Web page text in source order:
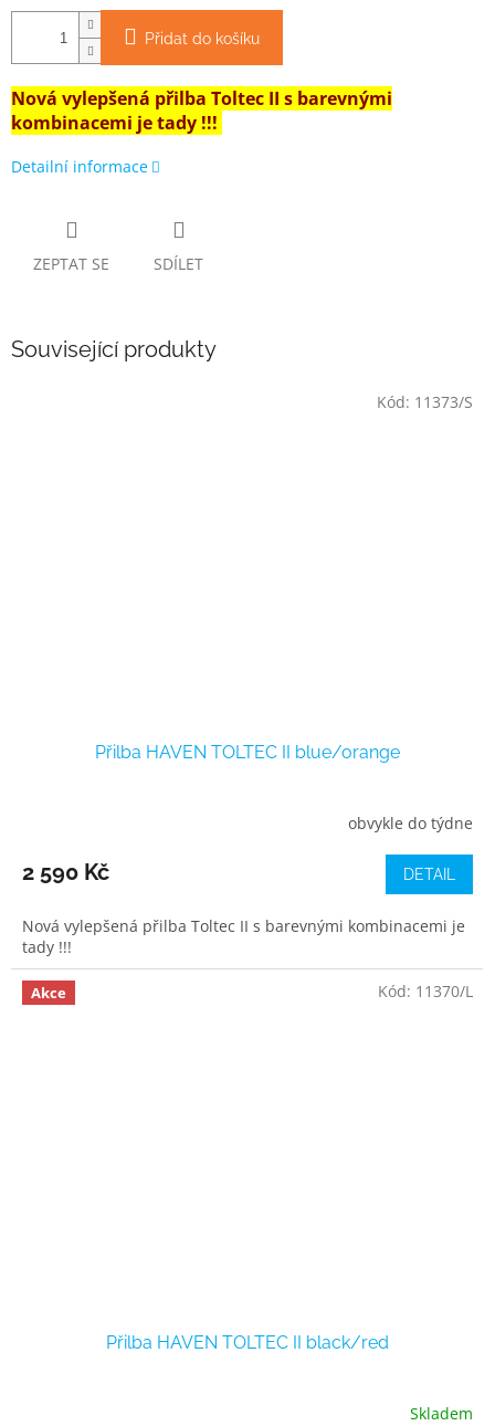
Přidat do košíku
Nová vylepšená přilba Toltec II s barevnými
kombinacemi je tady !!!
Detailní informace
ZEPTAT SE SDÍLET
Související produkty
Přilba HAVEN TOLTEC II blue/orange
obvykle do týdne
2 590 Kč DETAIL
Nová vylepšená přilba Toltec II s barevnými kombinacemi je
tady !!!
Kód: 11373/S
Akce
Přilba HAVEN TOLTEC II black/red
Skladem
Kód: 11370/L